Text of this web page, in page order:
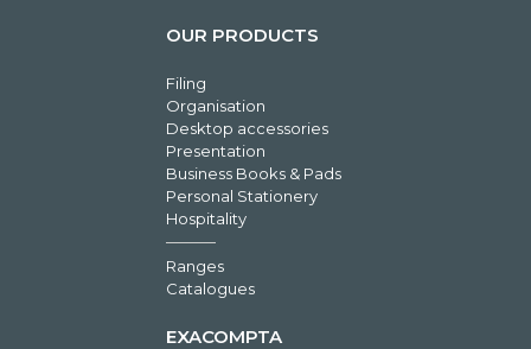
OUR PRODUCTS
Filing
Organisation
Desktop accessories
Presentation
Business Books & Pads
Personal Stationery
Hospitality
Ranges
Catalogues
EXACOMPTA